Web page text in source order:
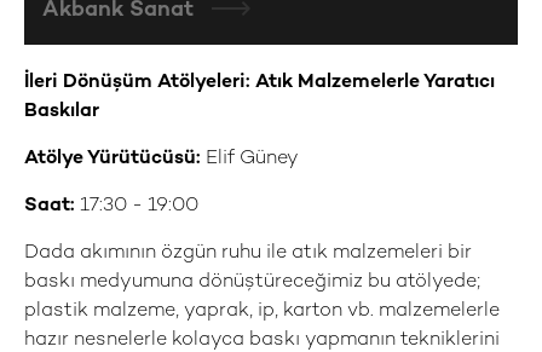
İleri Dönüşüm Atölyeleri: Atık Malzemelerle Yaratıcı
Baskılar
Atölye Yürütücüsü: Elif Güney
Saat: 17:30 - 19:00
Dada akımının özgün ruhu ile atık malzemeleri bir
baskı medyumuna dönüştüreceğimiz bu atölyede;
plastik malzeme, yaprak, ip, karton vb. malzemelerle
hazır nesnelerle kolayca baskı yapmanın tekniklerini
Akbank Sanat